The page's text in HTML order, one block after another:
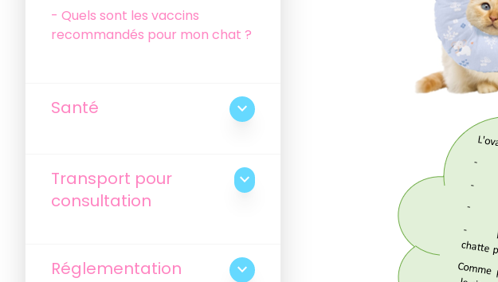
- Quels sont les vaccins
recommandés pour mon chat ?
Santé expand_more
Transport pour
consultation
expand_more
Réglementation expand_more